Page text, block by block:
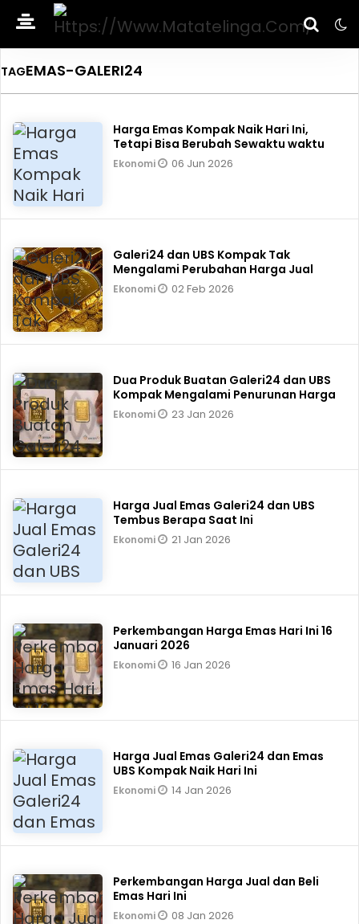
TAGEMAS-GALERI24
Harga Emas Kompak Naik Hari Ini,
Tetapi Bisa Berubah Sewaktu waktu
Ekonomi 06 Jun 2026
Galeri24 dan UBS Kompak Tak
Mengalami Perubahan Harga Jual
Ekonomi 02 Feb 2026
Dua Produk Buatan Galeri24 dan UBS
Kompak Mengalami Penurunan Harga
Ekonomi 23 Jan 2026
Harga Jual Emas Galeri24 dan UBS
Tembus Berapa Saat Ini
Ekonomi 21 Jan 2026
Perkembangan Harga Emas Hari Ini 16
Januari 2026
Ekonomi 16 Jan 2026
Harga Jual Emas Galeri24 dan Emas
UBS Kompak Naik Hari Ini
Ekonomi 14 Jan 2026
Perkembangan Harga Jual dan Beli
Emas Hari Ini
Ekonomi 08 Jan 2026